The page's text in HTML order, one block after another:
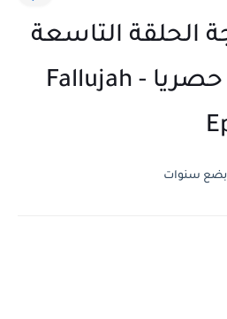
التاسعة
كاملة و مجانى حصريا - Fallujah
بضع سنوات